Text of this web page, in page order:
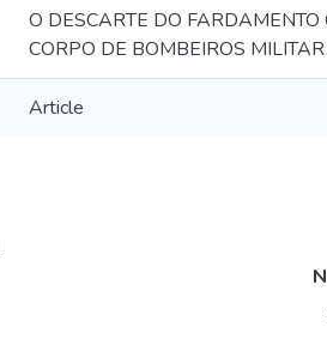
O DESCARTE DO
CORPO DE BOMBEIROS
Article